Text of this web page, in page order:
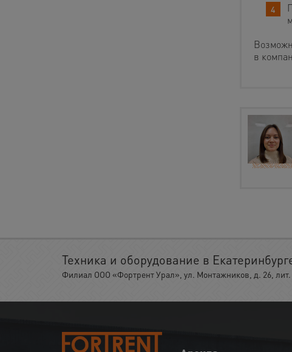
в
Техника и оборудование в
Филиал ООО «Фортрент Урал», ул. Монтажников, д. 26,